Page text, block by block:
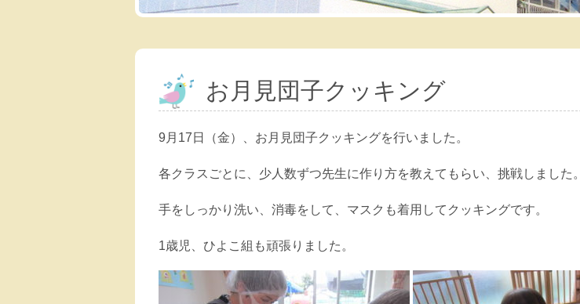
お月見団子クッキング
9月17日（金）、お月見団子クッキングを行いました。
各クラスごとに、少人数ずつ先生に作り方を教えてもらい、挑戦しました。
手をしっかり洗い、消毒をして、マスクも着用してクッキングです。
1歳児、ひよこ組も頑張りました。